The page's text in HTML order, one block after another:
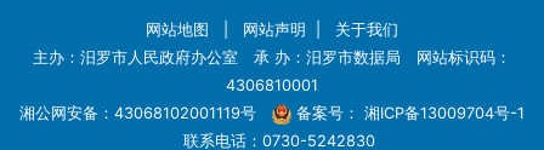
网站地图 网站声明
关于我们
主办：汨罗市人民政府办公室 承 办：汨罗市数据局 网站标识码：
4306810001
湘公网安备：43068102001119号
备案号： 湘ICP备13009704号-1
联系电话：0730-5242830